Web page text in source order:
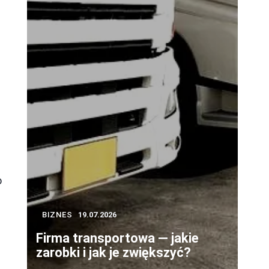
BIZNES 19.07.2026
Firma transportowa — jakie
zarobki i jak je zwiększyć?